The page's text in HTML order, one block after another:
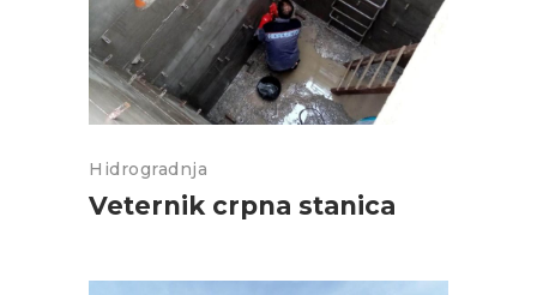
Hidrogradnja
Veternik crpna stanica